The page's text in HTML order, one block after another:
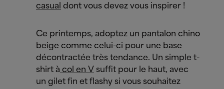
casual dont vous devez vous inspirer !
Ce printemps, adoptez un pantalon chino
beige comme celui-ci pour une base
décontractée très tendance. Un simple t-
shirt à col en V suffit pour le haut, avec
un gilet fin et flashy si vous souhaitez